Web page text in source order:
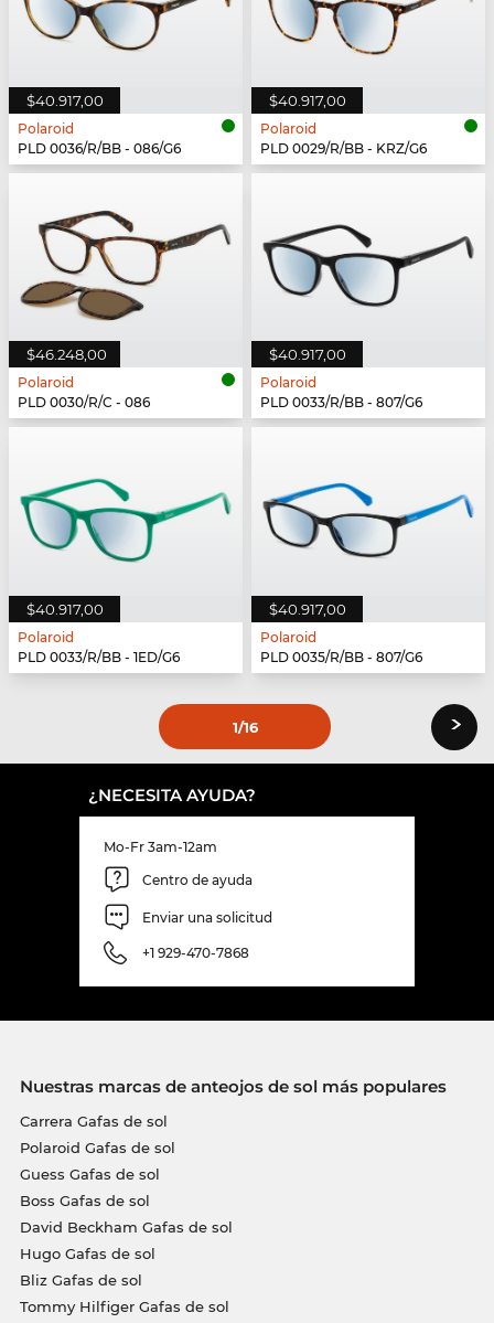
$40.917,00
Polaroid
PLD 0036/R/BB - 086/G6
$40.917,00
Polaroid
PLD 0029/R/BB - KRZ/G6
$46.248,00
Polaroid
PLD 0030/R/C - 086
$40.917,00
Polaroid
PLD 0033/R/BB - 807/G6
$40.917,00
Polaroid
PLD 0033/R/BB - 1ED/G6
$40.917,00
Polaroid
PLD 0035/R/BB - 807/G6
1/16 ›
¿NECESITA AYUDA?
Mo-Fr 3am-12am
Centro de ayuda
Enviar una solicitud
+1 929-470-7868
Nuestras marcas de anteojos de sol más populares
Carrera Gafas de sol
Polaroid Gafas de sol
Guess Gafas de sol
Boss Gafas de sol
David Beckham Gafas de sol
Hugo Gafas de sol
Bliz Gafas de sol
Tommy Hilfiger Gafas de sol